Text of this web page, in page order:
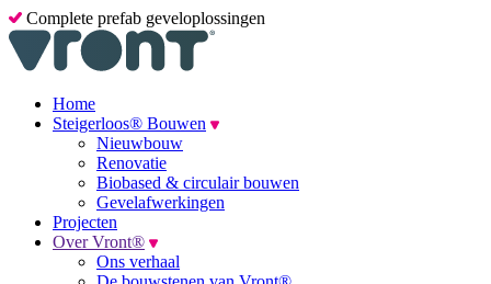
Complete prefab geveloplossingen
Home
Steigerloos® Bouwen
Nieuwbouw
Renovatie
Biobased & circulair bouwen
Gevelafwerkingen
Projecten
Over Vront®
Ons verhaal